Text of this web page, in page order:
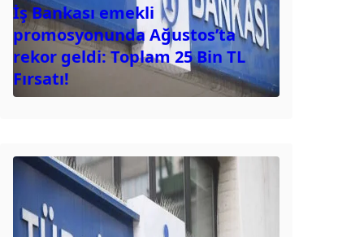
İş Bankası emekli
promosyonunda Ağustos’ta
rekor geldi: Toplam 25 Bin TL
Fırsatı!